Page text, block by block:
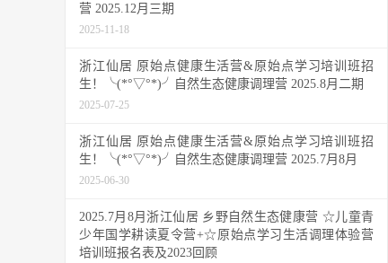
营 2025.12月三期
2025-11-18
浙江仙居 原始点健康生活营&原始点学习培训班招
生！╰(*°▽°*)╯自然生态健康调理营 2025.8月二期
2025-07-25
浙江仙居 原始点健康生活营&原始点学习培训班招
生！╰(*°▽°*)╯自然生态健康调理营 2025.7月8月
2025-06-30
2025.7月8月浙江仙居 乡野自然生态健康营 ☆儿童青
少年国学耕读夏令营+☆原始点学习生活调理体验营
培训班报名表及2023回顾